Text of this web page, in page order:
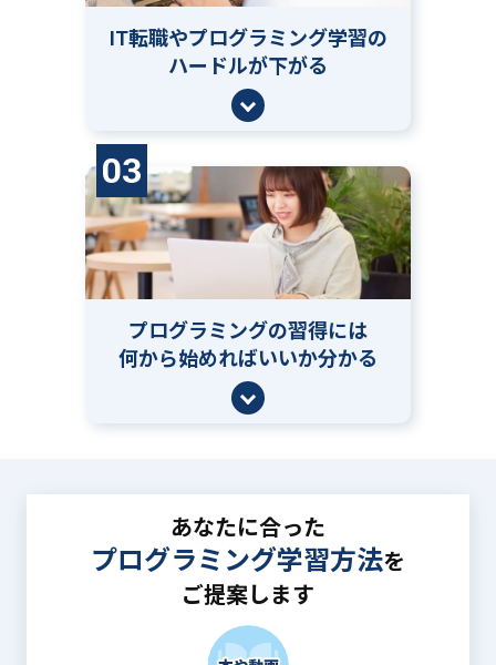
IT転職やプログラミング学習の
ハードルが下がる
03
プログラミングの習得には
何から始めればいいか分かる
あなたに合った
プログラミング学習方法を
ご提案します